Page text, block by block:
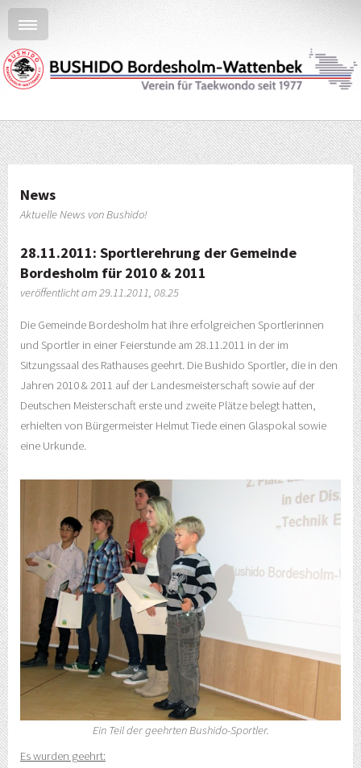
News
Aktuelle News von Bushido!
28.11.2011: Sportlerehrung der Gemeinde
Bordesholm für 2010 & 2011
veröffentlicht am 29.11.2011, 08.25
Die Gemeinde Bordesholm hat ihre erfolgreichen Sportlerinnen
und Sportler in einer Feierstunde am 28.11.2011 in der im
Sitzungssaal des Rathauses geehrt. Die Bushido Sportler, die in den
Jahren 2010 & 2011 auf der Landesmeisterschaft sowie auf der
Deutschen Meisterschaft erste und zweite Plätze belegt hatten,
erhielten von Bürgermeister Helmut Tiede einen Glaspokal sowie
eine Urkunde.
Ein Teil der geehrten Bushido-Sportler.
Es wurden geehrt: